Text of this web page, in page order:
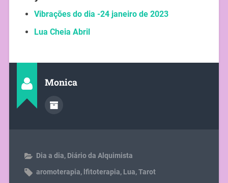
Vibrações do dia -24 janeiro de 2023
Lua Cheia Abril
Monica
Dia a dia, Diário da Alquimista
aromoterapia, lfitoterapia, Lua,Tarot